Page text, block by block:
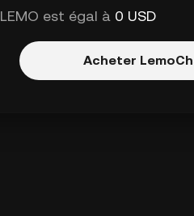
est égal à 0 USD
Acheter